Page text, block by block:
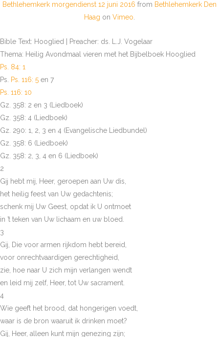
Bethlehemkerk morgendienst 12 juni 2016 from Bethlehemkerk Den
Haag on Vimeo
Bible Text: Hooglied | Preacher: ds. L.J. Vogelaar
Thema: Heilig Avondmaal vieren met het Bijbelboek Hooglied
Ps. 84: 1
Ps.
Ps. 116: 5 en 7
Ps. 116: 10
Gz. 358: 2 en 3 (Liedboek)
Gz. 358: 4 (Liedboek)
Gz. 290: 1, 2, 3 en 4 (Evangelische Liedbundel)
Gz. 358: 6 (Liedboek)
Gz. 358: 2, 3, 4 en 6 (Liedboek)
2
Gij hebt mij, Heer, geroepen aan Uw dis,
het heilig feest van Uw gedachtenis;
schenk mij Uw Geest, opdat ik U ontmoet
in ’t teken van Uw lichaam en uw bloed.
3
Gij, Die voor armen rijkdom hebt bereid,
voor onrechtvaardigen gerechtigheid,
zie, hoe naar U zich mijn verlangen wendt
en leid mij zelf, Heer, tot Uw sacrament.
4
Wie geeft het brood, dat hongerigen voedt,
waar is de bron waaruit ik drinken moet?
Gij, Heer, alleen kunt mijn genezing zijn;